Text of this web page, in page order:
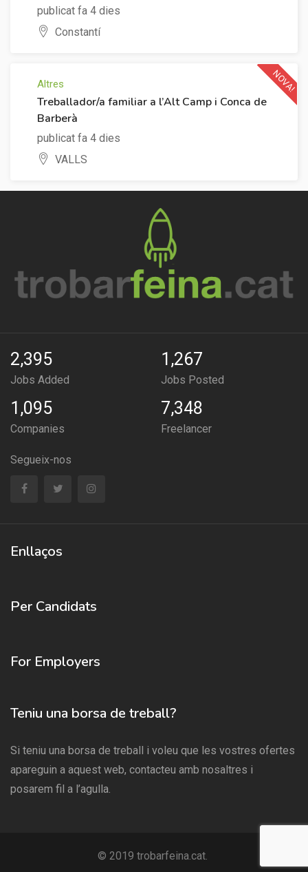
publicat fa 4 dies
Constantí
Altres
Treballador/a familiar a l’Alt Camp i Conca de
Barberà
publicat fa 4 dies
VALLS
NOVA!
2,395
Jobs Added
1,267
Jobs Posted
1,095
Companies
7,348
Freelancer
Segueix-nos
Enllaços
Per Candidats
For Employers
Teniu una borsa de treball?
Si teniu una borsa de treball i voleu que les vostres ofertes
apareguin a aquest web, contacteu amb nosaltres i
posarem fil a l’agulla.
© 2019 trobarfeina.cat.